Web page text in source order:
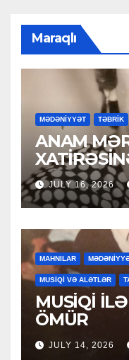
Maraqlı
MƏDƏNİYYƏT TƏBRİK
ANAM
JULY 16, 2026
MAHNILAR
MUSİQİ VƏ ALƏTLƏR
MUSİQİ
ÖMÜR
JULY 14, 2026